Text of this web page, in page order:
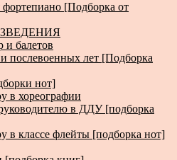
[Подборка от
балетов
послевоенных лет [Подборка
нот]
в хореографии
в ДДУ [подборка
в классе флейты [подборка нот]